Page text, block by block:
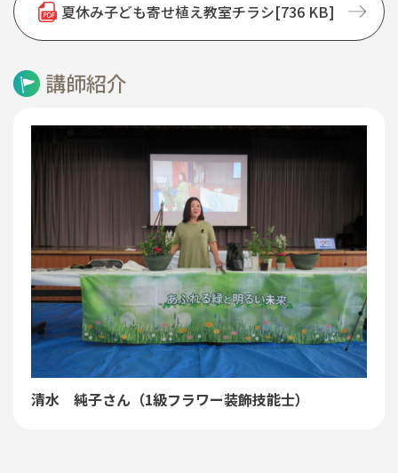
夏休み子ども寄せ植え教室チラシ[736 KB]
講師紹介
清水 純子さん（1級フラワー装飾技能士）